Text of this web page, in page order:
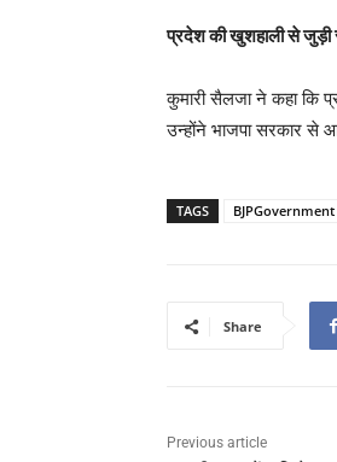
प्रदेश की खुशहाली से जुड़ी
कुमारी सैलजा ने कहा कि
उन्होंने भाजपा सरकार से
TAGS BJPGovernment
Share
Previous article